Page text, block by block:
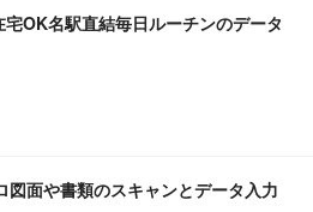
OK名駅直結毎日ルーチンのデータ
面や書類のスキャンとデータ入力